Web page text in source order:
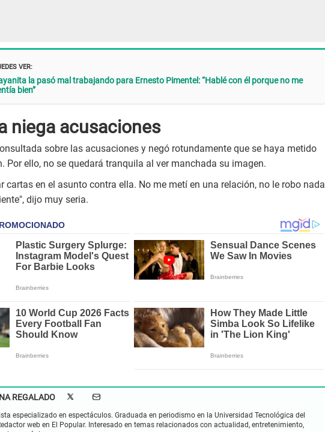
VER:
la pasó mal trabajando para Ernesto Pimentel: “Hablé con él porque no me
bien”
niega acusaciones
sobre las acusaciones y negó rotundamente que se haya metido
Por ello, no se quedará tranquila al ver manchada su imagen.
cartas en el asunto contra ella. No me metí en una relación, no le robo nada
dijo muy seria.
REGALADO
especializado en espectáculos. Graduada en periodismo en la Universidad Tecnológica del
web en El Popular. Interesado en temas relacionados con actualidad, entretenimiento,